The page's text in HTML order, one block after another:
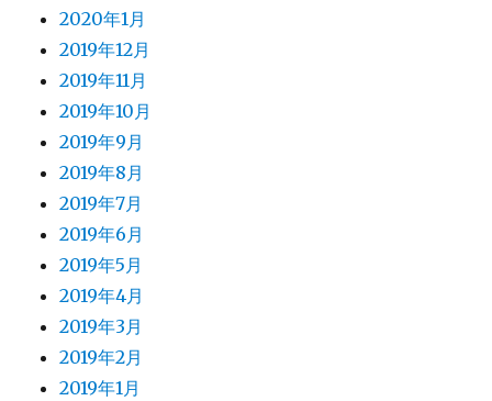
2020年1月
2019年12月
2019年11月
2019年10月
2019年9月
2019年8月
2019年7月
2019年6月
2019年5月
2019年4月
2019年3月
2019年2月
2019年1月